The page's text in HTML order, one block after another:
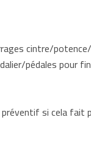
cintre/
pédales pour
si cela fait